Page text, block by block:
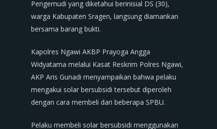
Pengemudi yang diketahui berinisial DS (30),
warga Kabupaten Sragen, langsung diamankan
bersama barang bukti.
Kapolres Ngawi AKBP Prayoga Angga
Widyatama melalui Kasat Reskrim Polres Ngawi,
AKP Aris Gunadi menyampaikan bahwa pelaku
mengakui solar bersubsidi tersebut diperoleh
dengan cara membeli dari beberapa SPBU.
Pelaku membeli solar bersubsidi menggunakan